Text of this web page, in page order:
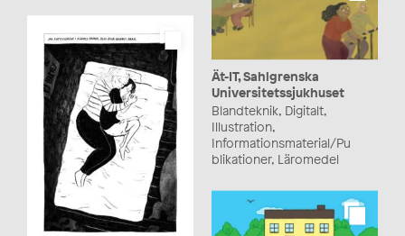
Ät-IT, Sahlgrenska
Universitetssjukhuset
Blandteknik, Digitalt,
Illustration,
Informationsmaterial/Pu
blikationer, Läromedel